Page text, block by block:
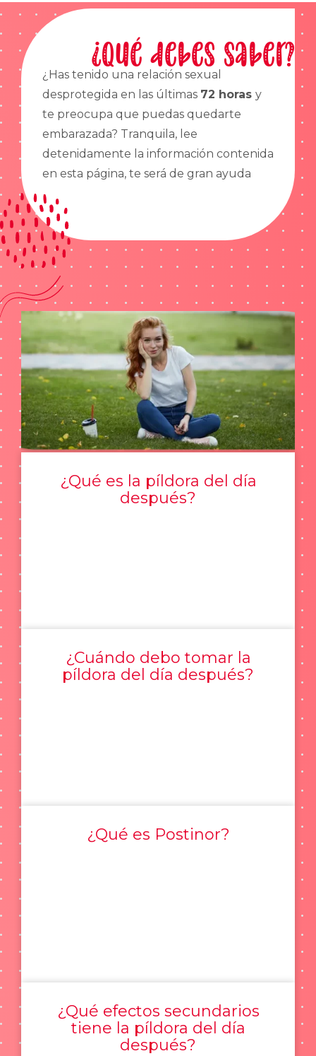
¿Qué debes saber?
¿Has tenido una relación sexual
desprotegida en las últimas 72 horas y
te preocupa que puedas quedarte
embarazada? Tranquila, lee
detenidamente la información contenida
en esta página, te será de gran ayuda
¿Qué es la píldora del día
después?
¿Cuándo debo tomar la
píldora del día después?
¿Qué es Postinor?
¿Qué efectos secundarios
tiene la píldora del día
después?